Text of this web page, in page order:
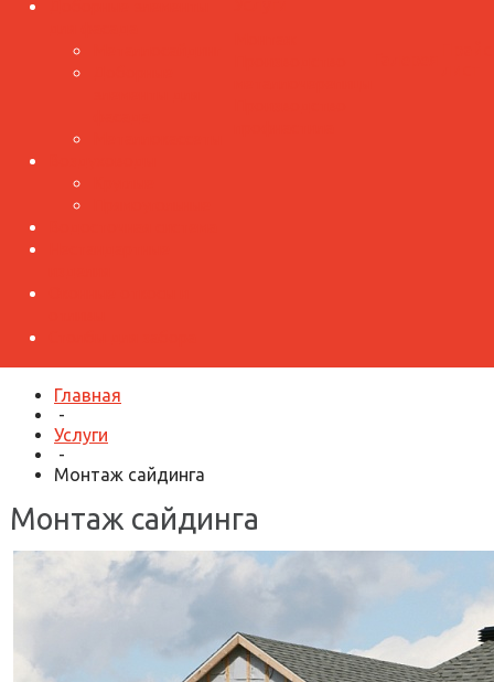
Главная
-
Услуги
-
Монтаж сайдинга
Монтаж сайдинга